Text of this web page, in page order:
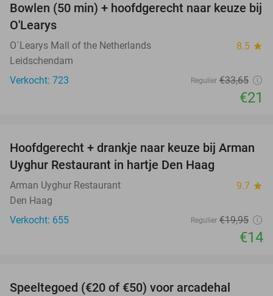
38%
Bowlen (50 min) + hoofdgerecht naar keuze bij
O'Learys
O´Learys Mall of the Netherlands 8.5 star
Leidschendam
Verkocht: 723
Regulier €33,65
€21
30%
Hoofdgerecht + drankje naar keuze bij Arman
Uyghur Restaurant in hartje Den Haag
Arman Uyghur Restaurant 9.7 star
Den Haag
Verkocht: 655
Regulier €19,95
€14
Speeltegoed (€20 of €50) voor arcadehal